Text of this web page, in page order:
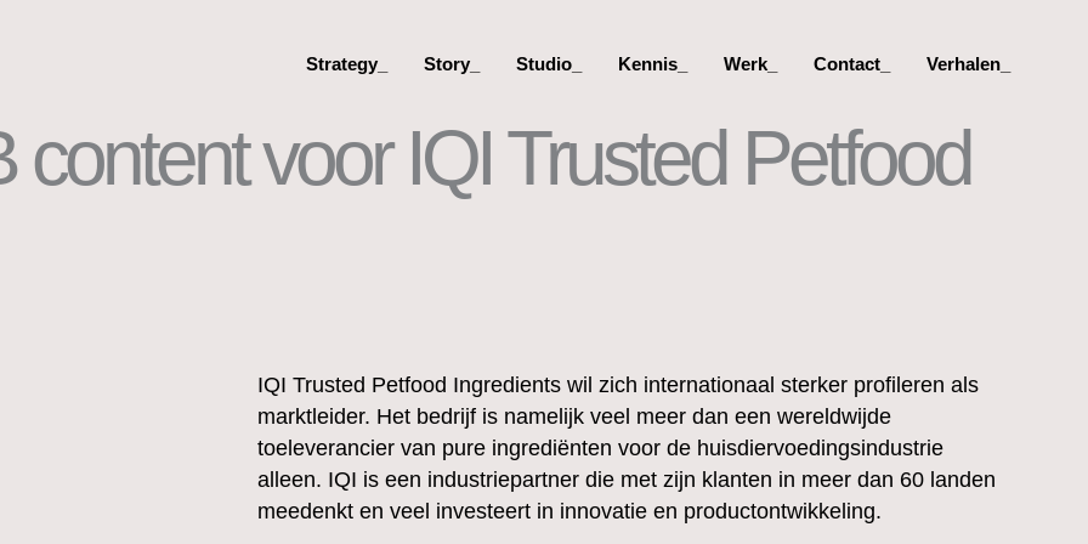
Strategy_ Story_ Studio_ Kennis_ Werk_ Contact_ Verhalen_
content voor IQI Trusted Petfood
IQI Trusted Petfood Ingredients wil zich internationaal sterker profileren als
marktleider. Het bedrijf is namelijk veel meer dan een wereldwijde
toeleverancier van pure ingrediënten voor de huisdiervoedingsindustrie
alleen. IQI is een industriepartner die met zijn klanten in meer dan 60 landen
meedenkt en veel investeert in innovatie en productontwikkeling.